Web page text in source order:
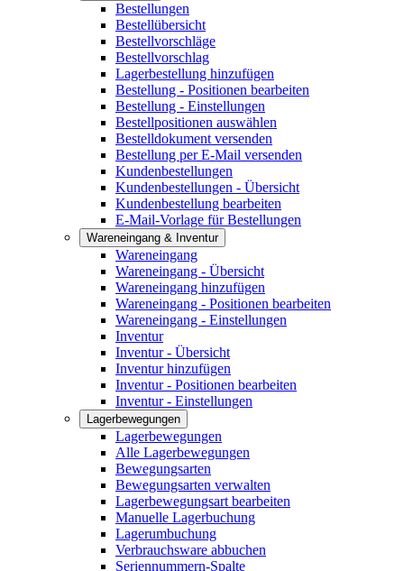
Bestellungen
Bestellübersicht
Bestellvorschläge
Bestellvorschlag
Lagerbestellung hinzufügen
Bestellung - Positionen bearbeiten
Bestellung - Einstellungen
Bestellpositionen auswählen
Bestelldokument versenden
Bestellung per E-Mail versenden
Kundenbestellungen
Kundenbestellungen - Übersicht
Kundenbestellung bearbeiten
E-Mail-Vorlage für Bestellungen
Wareneingang & Inventur
Wareneingang
Wareneingang - Übersicht
Wareneingang hinzufügen
Wareneingang - Positionen bearbeiten
Wareneingang - Einstellungen
Inventur
Inventur - Übersicht
Inventur hinzufügen
Inventur - Positionen bearbeiten
Inventur - Einstellungen
Lagerbewegungen
Lagerbewegungen
Alle Lagerbewegungen
Bewegungsarten
Bewegungsarten verwalten
Lagerbewegungsart bearbeiten
Manuelle Lagerbuchung
Lagerumbuchung
Verbrauchsware abbuchen
Seriennummern-Spalte